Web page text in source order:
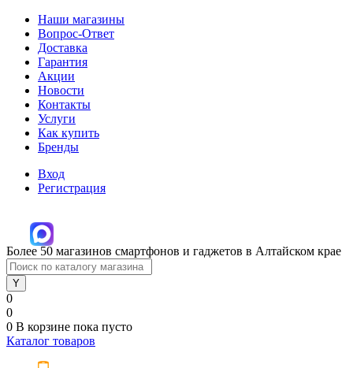
Наши магазины
Вопрос-Ответ
Доставка
Гарантия
Акции
Новости
Контакты
Услуги
Как купить
Бренды
Вход
Регистрация
Более 50 магазинов смартфонов и гаджетов в Алтайском крае
0
0
0 В корзине пока пусто
Каталог товаров